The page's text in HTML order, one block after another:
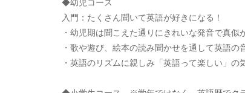
◆幼児コース
入門：たくさん聞いて英語が好きになる！
・幼児期は聞こえた通りにきれいな発音で真似
・歌や遊び、絵本の読み聞かせを通して英語の
・英語のリズムに親しみ「英語って楽しい」の